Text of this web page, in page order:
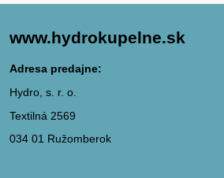
www.hydrokupelne.sk
Adresa predajne:
Hydro, s. r. o.
Textilná 2569
034 01 Ružomberok